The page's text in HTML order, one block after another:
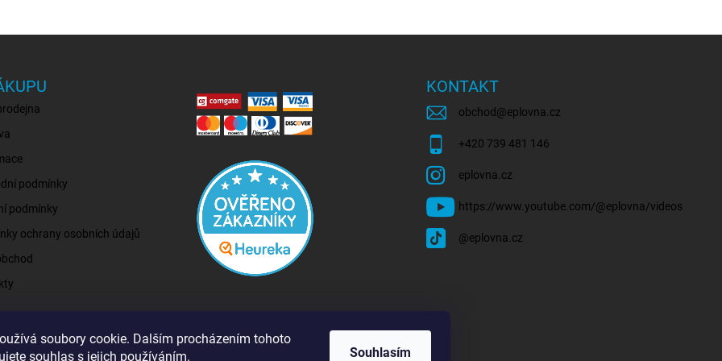
soubory cookie. Dalším procházením tohoto
souhlas s jejich používáním.
Souhlasím
podmínky
podmínky
ochrany osobních údajů
KONTAKT
obchod @eplovna.cz
+420 739 481 146
eplovna.cz
https://www.youtube.com/@eplovna/videos
@eplovna.cz